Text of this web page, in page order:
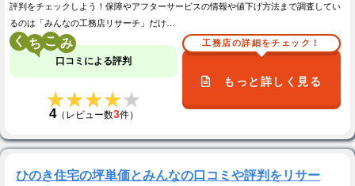
評判をチェックしよう！保障やアフターサービスの情報や値下げ方法まで調査してい
るのは「みんなの工務店リサーチ」だけ…
く こ
口コミによる評判
★★★★★
★★★★★
4（レビュー数3件）
工務店の詳細をチェック！
もっと詳しく見る
ひのき住宅の坪単価とみんなの口コミや評判をリサー